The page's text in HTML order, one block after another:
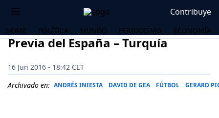
Contribuye
HOME POLÍTICA MUNDO PERIODISMO ECONOMÍA
Previa del España – Turquía
16 Jun 2016 - 18:42 CET
Archivado en: ANDRÉS INIESTA DAVID DE GEA FÚTBOL GERARD